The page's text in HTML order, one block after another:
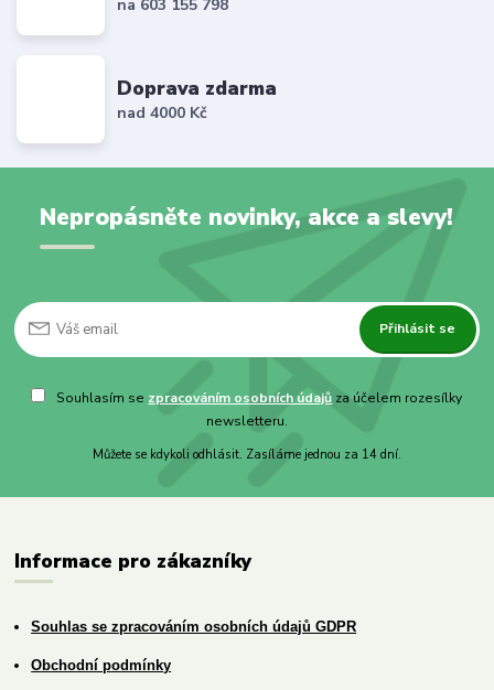
na 603 155 798
Doprava zdarma
nad 4000 Kč
Nepropásněte novinky, akce a slevy!
Přihlásit se
Souhlasím se zpracováním osobních údajů za účelem rozesílky
newsletteru.
Můžete se kdykoli odhlásit. Zasíláme jednou za 14 dní.
Informace pro zákazníky
Souhlas se zpracováním osobních údajů GDPR
Obchodní podmínky